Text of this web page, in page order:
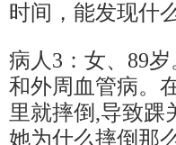
时间，能发现什
病人3：女、89
和外周血管病。
里就摔倒,导致踝
她为什么摔倒那